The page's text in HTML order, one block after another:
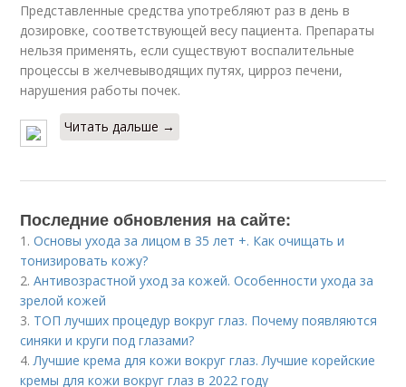
Представленные средства употребляют раз в день в
дозировке, соответствующей весу пациента. Препараты
нельзя применять, если существуют воспалительные
процессы в желчевыводящих путях, цирроз печени,
нарушения работы почек.
Читать дальше →
Последние обновления на сайте:
1.Основы ухода за лицом в 35 лет +. Как очищать и
тонизировать кожу?
2.Антивозрастной уход за кожей. Особенности ухода за
зрелой кожей
3. ТОП лучших процедур вокруг глаз. Почему появляются
синяки и круги под глазами?
4. Лучшие крема для кожи вокруг глаз. Лучшие корейские
кремы для кожи вокруг глаз в 2022 году